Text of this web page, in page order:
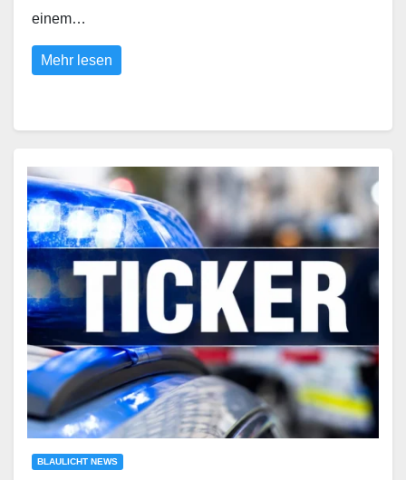
einem…
Mehr lesen
BLAULICHT NEWS